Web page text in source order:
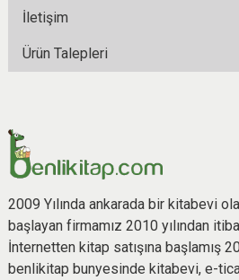
İletişim
Ürün Talepleri
2009 Yılında ankarada bir kitabevi
başlayan firmamız 2010 yılından
İnternetten kitap satışına başlamış
benlikitap bunyesinde kitabevi, e-